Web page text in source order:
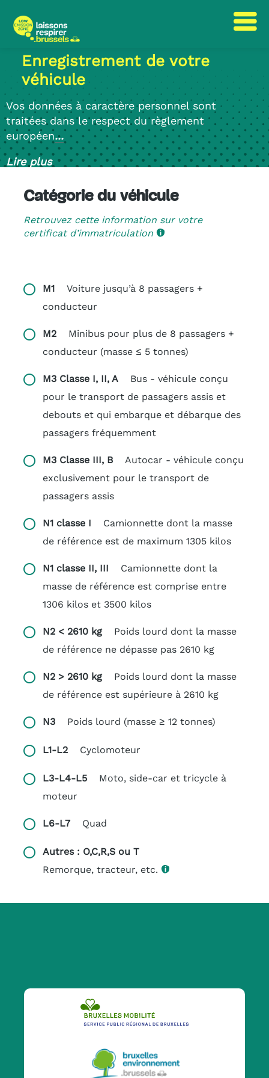
Passer
au
contenu
Passer
à
la
navigation
Enregistrement de votre
véhicule
Vos données à caractère personnel sont
traitées dans le respect du règlement
européen...
Lire plus
Catégorie du véhicule
Retrouvez cette information sur votre
certificat d’immatriculation
M1
Voiture jusqu’à 8 passagers +
conducteur
M2
Minibus pour plus de 8 passagers +
conducteur (masse ≤ 5 tonnes)
M3 Classe I, II, A
Bus - véhicule conçu
pour le transport de passagers assis et
debouts et qui embarque et débarque des
passagers fréquemment
M3 Classe III, B
Autocar - véhicule conçu
exclusivement pour le transport de
passagers assis
N1 classe I
Camionnette dont la masse
de référence est de maximum 1305 kilos
N1 classe II, III
Camionnette dont la
masse de référence est comprise entre
1306 kilos et 3500 kilos
N2 < 2610 kg
Poids lourd dont la masse
de référence ne dépasse pas 2610 kg
N2 > 2610 kg
Poids lourd dont la masse
de référence est supérieure à 2610 kg
N3 Poids lourd (masse ≥ 12 tonnes)
L1-L2 Cyclomoteur
L3-L4-L5
Moto, side-car et tricycle à
moteur
L6-L7 Quad
Autres : O,C,R,S ou T
Remorque, tracteur, etc.